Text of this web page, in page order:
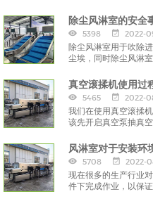
除尘风淋室的安全
5398
2022-
除尘风淋室用于吹除
尘埃，同时除尘风淋
真空滚揉机使用过
5465
2022-
我们在使用真空滚揉
该先开启真空泵抽真
风淋室对于安装环
5708
2022-
现在很多的生产行业
件下完成作业，以保